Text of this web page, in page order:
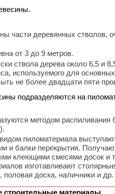
части деревянных стволов,
от 3 до 9 метров.
ствола дерева около 6,5 и
используемого для
не более двадцати пяти
подразделяются на
методом распиливания
пиломатериала
и балки перекрытия.
клеющими смесями досок и
изготавливают
половая доска, наличники и др.